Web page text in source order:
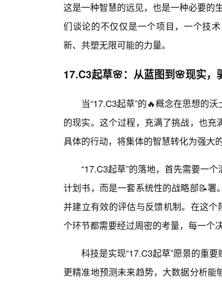
这是一种智慧的远见，也是一种必要的
们谈论的不仅仅是一个项目，一个技
新、共塑无限可能的力量。
17.C3起草🌸：从蓝图到🌸现实，
当“17.C3起草”的🔥概念在思想的
的现实。这个过程，充满了挑战，也
具体的行动，将集体的智慧转化为强大
“17.C3起草”的落地，首先需要一
计划书，而是一套系统性的战略部📝
并建立有效的评估与反馈机制。在这
个环节都需要经过周密的考量，每一个
科技是实现“17.C3起草”愿景的重
更精准地预测未来趋势，大数据分析